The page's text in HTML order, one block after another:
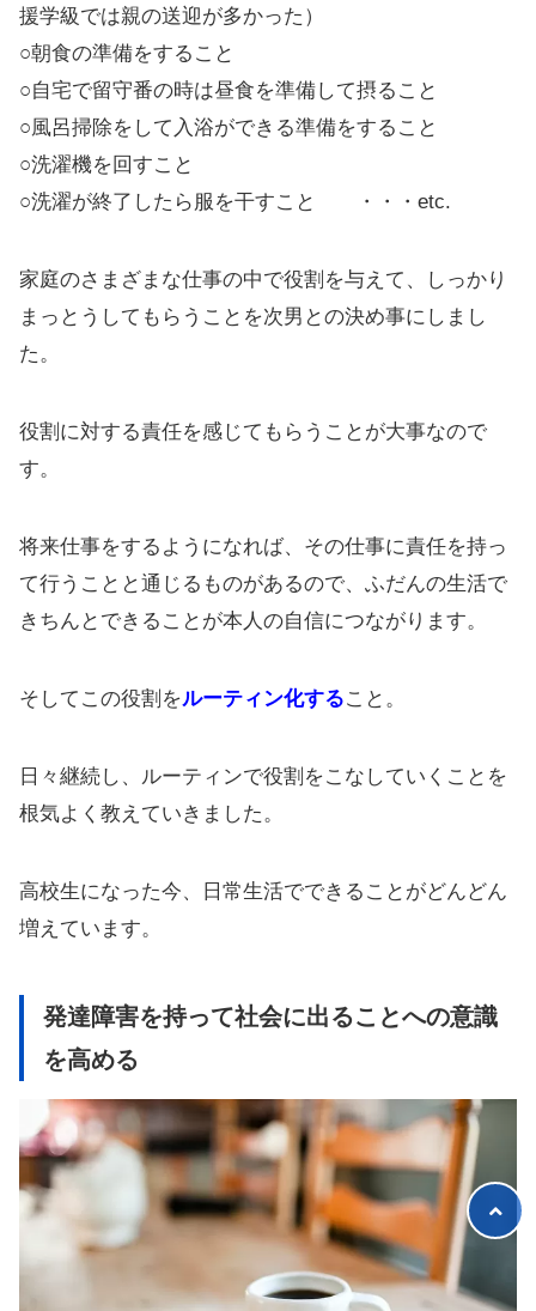
援学級では親の送迎が多かった）
○朝食の準備をすること
○自宅で留守番の時は昼食を準備して摂ること
○風呂掃除をして入浴ができる準備をすること
○洗濯機を回すこと
○洗濯が終了したら服を干すこと ・・・etc.
家庭のさまざまな仕事の中で役割を与えて、しっかり
まっとうしてもらうことを次男との決め事にしまし
た。
役割に対する責任を感じてもらうことが大事なので
す。
将来仕事をするようになれば、その仕事に責任を持っ
て行うことと通じるものがあるので、ふだんの生活で
きちんとできることが本人の自信につながります。
そしてこの役割をルーティン化すること。
日々継続し、ルーティンで役割をこなしていくことを
根気よく教えていきました。
高校生になった今、日常生活でできることがどんどん
増えています。
発達障害を持って社会に出ることへの意識
を高める